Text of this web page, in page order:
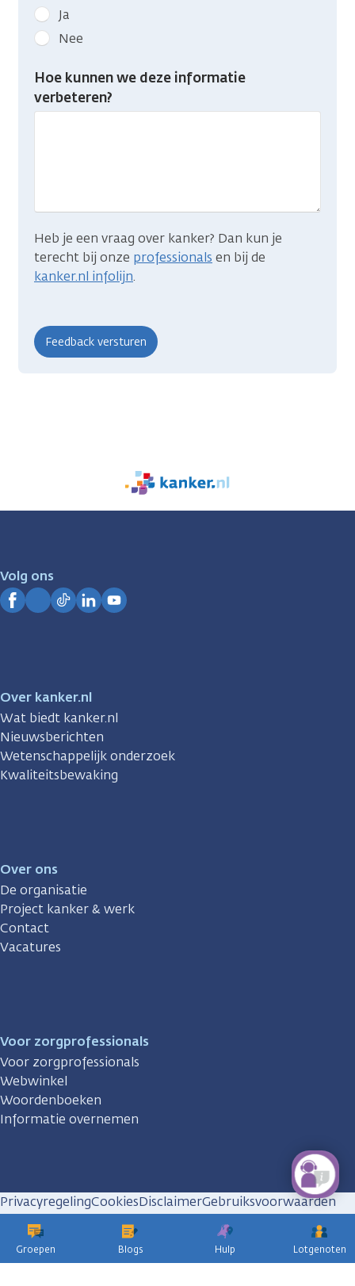
Groepen Blogs Hulp Lotgenoten
Geef
kanker.nl
feedback:
Heb
gevonden
Ja
Nee
Hoe kunnen we deze informatie
verbeteren?
Heb je een vraag over kanker? Dan kun je
terecht bij onze professionals en bij de
kanker.nl infolijn.
We
zijn
Volg ons
Over kanker.nl
Wat biedt kanker.nl
Nieuwsberichten
Wetenschappelijk onderzoek
Kwaliteitsbewaking
Over ons
De organisatie
Project kanker & werk
Contact
Vacatures
Voor zorgprofessionals
Voor zorgprofessionals
Webwinkel
Woordenboeken
Informatie overnemen
PrivacyregelingCookiesDisclaimerGebruiksvoorwaarden
Huisregels